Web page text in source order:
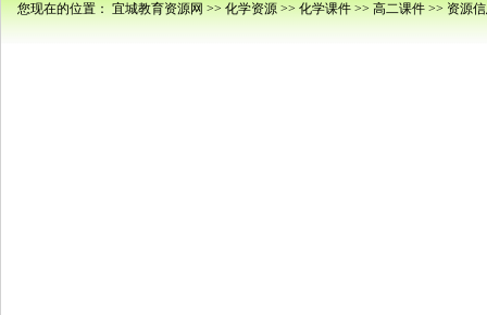
您现在的位置： 宜城教育资源网 >> 化学资源 >> 化学课件 >> 高二课件 >> 资源